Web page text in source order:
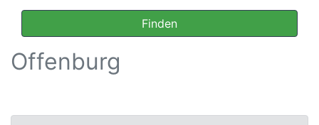
Finden
Offenburg